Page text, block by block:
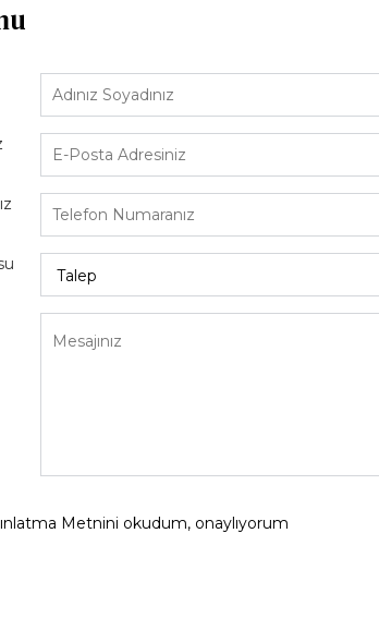
Metnini okudum, onaylıyorum